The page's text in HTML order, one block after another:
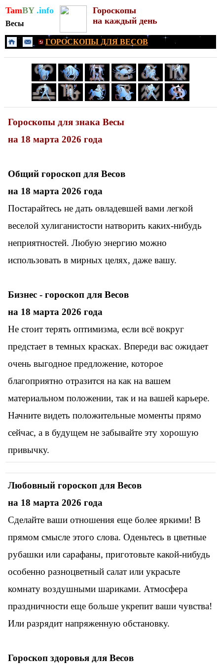
TamBY.info
Весы
Гороскопы
на каждый день
ГОРОСКОПЫ ДЛЯ ВЕСОВ
Гороскопы для знака Весы
на 18 марта 2026 года
Общий гороскоп для Весов
на 18 марта 2026 года
Постарайтесь не дать овладевшей вами легкой
веселой хулиганистости натворить каких-нибудь
неприятностей. Любую энергию можно
использовать в мирных целях, даже вашу.
Бизнес - гороскоп для Весов
на 18 марта 2026 года
Не стоит терять оптимизма, если всё вокруг
предстает в темных красках. Впереди вас ожидает
очень выгодное предложение, которое
благоприятно отразится на как на вашем
материальном положении, так и на вашей карьере.
Начните видеть положительные моменты прямо
сейчас, а в будущем не забывайте эту хорошую
привычку.
Любовный гороскоп для Весов
на 18 марта 2026 года
Сделайте ваши отношения еще более яркими! В
прямом смысле этого слова. Оденьтесь в цветные
рубашки или сарафаны, приготовьте какой-нибудь
особенно разноцветный салат или украсьте
комнату воздушными шариками. Атмосфера
праздничности еще больше укрепит ваши чувства!
Или разрядит напряженную обстановку.
Гороскоп здоровья для Весов